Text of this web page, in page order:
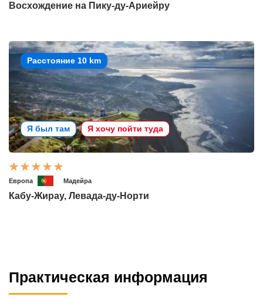
Восхождение на Пику-ду-Ариейру
Расстояние 10 km
Я был там Я хочу пойти туда
Европа Мадейра
Кабу-Жирау, Левада-ду-Норти
Практическая информация